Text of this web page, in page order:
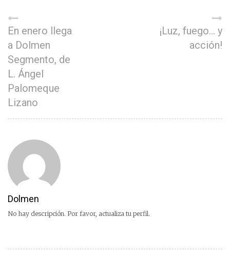
En enero llega
a Dolmen
Segmento, de
L. Ángel
Palomeque
Lizano
¡Luz, fuego… y
acción!
Dolmen
No hay descripción. Por favor, actualiza tu perfil.